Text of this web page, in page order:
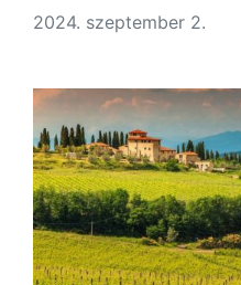
2024. szeptember 2.